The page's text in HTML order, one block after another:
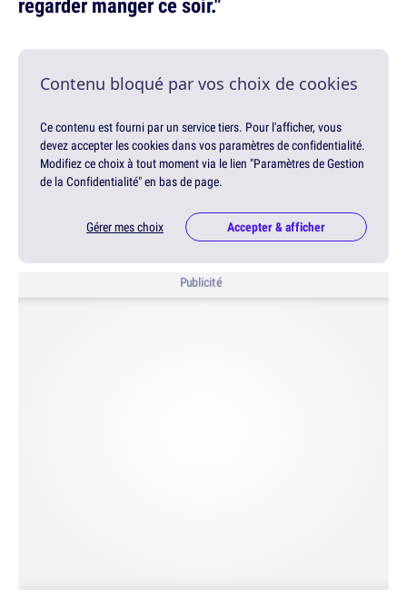
Contenu bloqué par vos choix de cookies
Ce contenu est fourni par un service tiers. Pour l'afficher, vous
devez accepter les cookies dans vos paramètres de confidentialité.
Modifiez ce choix à tout moment via le lien "Paramètres de Gestion
de la Confidentialité" en bas de page.
Gérer mes choix Accepter & afficher
Publicité